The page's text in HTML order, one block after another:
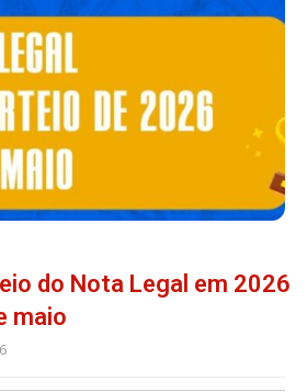
do Nota Legal em 2026
maio